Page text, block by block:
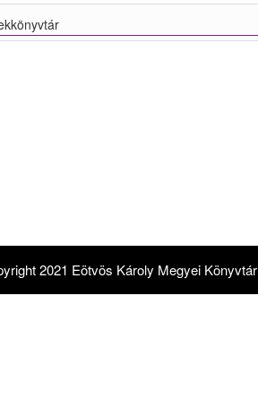
2021 Eötvös Károly Megyei Könyvtár